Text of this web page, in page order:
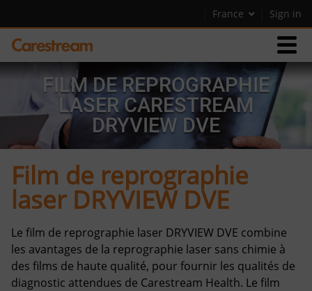
France Sign in
Produits
Assistance
Société
Carrières
Contactez-nous
FILM DE REPROGRAPHIE
LASER CARESTREAM
DRYVIEW DVE
Film de reprographie
laser DRYVIEW DVE
Le film de reprographie laser DRYVIEW DVE combine
les avantages de la reprographie laser sans chimie à
des films de haute qualité, pour fournir les qualités de
diagnostic attendues de Carestream Health. Le film